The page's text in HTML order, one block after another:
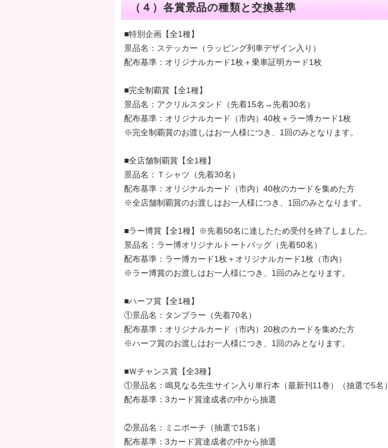
（４）各賞景品の種類と交換基準
■特別企画【全1種】
景品名：ステッカー（ラッピング列車デザイン入り）
配布基準：オリジナルカード1枚＋乗車証明カード1枚
■完全制覇賞【全1種】
景品名：アクリルスタンド（先着15名→先着30名）
配布基準：オリジナルカード（市内）40枚＋ラー博カード1枚
※完全制覇賞のお渡しはお一人様につき、1回のみとなります。
■全店舗制覇賞【全1種】
景品名：Ｔシャツ（先着30名）
配布基準：オリジナルカード（市内）40枚のカードを集めた方
※全店舗制覇賞のお渡しはお一人様につき、1回のみとなります。
■ラー博賞【全1種】※先着50名に達したため受付を終了しました。
景品名：ラー博オリジナルトートバッグ（先着50名）
配布基準：ラー博カード1枚＋オリジナルカード1枚（市内）
※ラー博賞のお渡しはお一人様につき、1回のみとなります。
■ハーフ賞【全1種】
①景品名：タンブラー（先着70名）
配布基準：オリジナルカード（市内）20枚のカードを集めた方
※ハーフ賞のお渡しはお一人様につき、1回のみとなります。
■Ｗチャンス賞【全3種】
①景品名：鳴見なる先生サイン入り単行本（最新刊11巻）（抽選で5名）
配布基準：3カード賞達成者の中から抽選
②景品名：ミニポーチ（抽選で15名）
配布基準：3カード賞達成者の中から抽選